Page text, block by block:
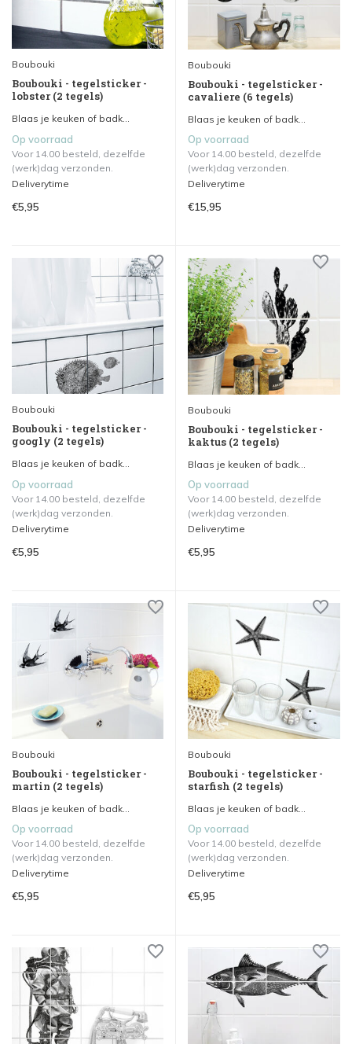
Boubouki
Boubouki - tegelsticker -
lobster (2 tegels)
Blaas je keuken of badk...
Op voorraad
Voor 14.00 besteld, dezelfde
(werk)dag verzonden.
Deliverytime
€5,95
Boubouki
Boubouki - tegelsticker -
cavaliere (6 tegels)
Blaas je keuken of badk...
Op voorraad
Voor 14.00 besteld, dezelfde
(werk)dag verzonden.
Deliverytime
€15,95
Boubouki
Boubouki - tegelsticker -
googly (2 tegels)
Blaas je keuken of badk...
Op voorraad
Voor 14.00 besteld, dezelfde
(werk)dag verzonden.
Deliverytime
€5,95
Boubouki
Boubouki - tegelsticker -
kaktus (2 tegels)
Blaas je keuken of badk...
Op voorraad
Voor 14.00 besteld, dezelfde
(werk)dag verzonden.
Deliverytime
€5,95
Boubouki
Boubouki - tegelsticker -
martin (2 tegels)
Blaas je keuken of badk...
Op voorraad
Voor 14.00 besteld, dezelfde
(werk)dag verzonden.
Deliverytime
€5,95
Boubouki
Boubouki - tegelsticker -
starfish (2 tegels)
Blaas je keuken of badk...
Op voorraad
Voor 14.00 besteld, dezelfde
(werk)dag verzonden.
Deliverytime
€5,95